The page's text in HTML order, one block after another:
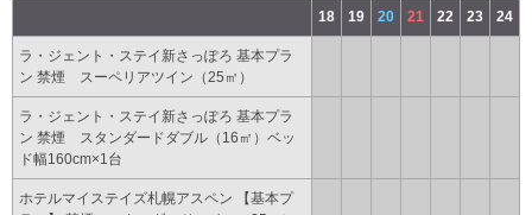
18 19 20 21 22 23 24
ラ・ジェント・ステイ新さっぽろ 基本プラ
ン 禁煙 スーペリアツイン（25㎡）
ラ・ジェント・ステイ新さっぽろ 基本プラ
ン 禁煙 スタンダードダブル（16㎡）ベッ
ド幅160cm×1台
ホテルマイステイズ札幌アスペン 【基本プ